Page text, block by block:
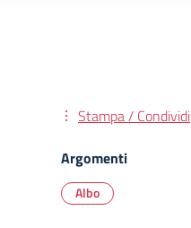
Stampa / Condividi
Argomenti
Albo